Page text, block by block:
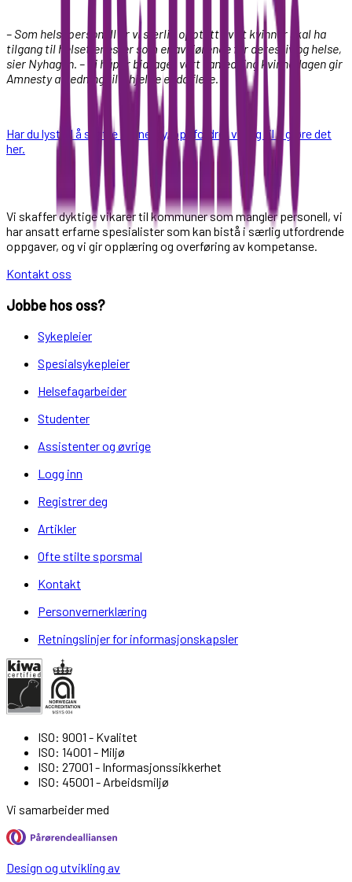
– Som helsepersonell er vi særlig opptatt av at kvinner skal ha
tilgang til helsetjenester som er avgjørende for deres liv og helse,
sier Nyhagen. – Vi håper bidraget vårt i anledning kvinnedagen gir
Amnesty anledning til å hjelpe enda flere.
Har du lyst til å støtte Amnesty, oppfordrer vi deg til å gjøre det
her.
Vi skaffer dyktige vikarer til kommuner som mangler personell, vi
har ansatt erfarne spesialister som kan bistå i særlig utfordrende
oppgaver, og vi gir opplæring og overføring av kompetanse.
Kontakt oss
Jobbe hos oss?
Sykepleier
Spesialsykepleier
Helsefagarbeider
Studenter
Assistenter og øvrige
Logg inn
Registrer deg
Artikler
Ofte stilte sporsmal
Kontakt
Personvernerklæring
Retningslinjer for informasjonskapsler
ISO: 9001 - Kvalitet
ISO: 14001 - Miljø
ISO: 27001 - Informasjonssikkerhet
ISO: 45001 - Arbeidsmiljø
Vi samarbeider med
Design og utvikling av